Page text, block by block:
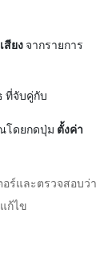
เสียง จากรายการ
ที่จับคู่กับ
โดยกดปุ่ม ตั้งค่า
ร์และตรวจสอบว่า
ก้ไข